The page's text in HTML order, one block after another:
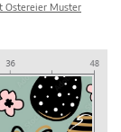
Ostereier Muster